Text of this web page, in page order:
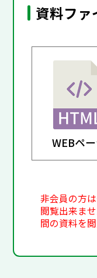
資料ファ
WEBペ
非会員の方
閲覧出来ま
間の資料を閲